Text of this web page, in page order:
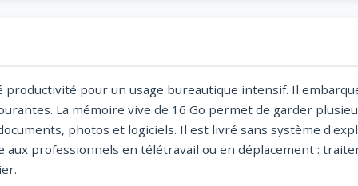
pour un usage bureautique intensif. Il
La mémoire vive de 16 Go permet de garder
photos et logiciels. Il est livré sans système
professionnels en télétravail ou en déplacement :